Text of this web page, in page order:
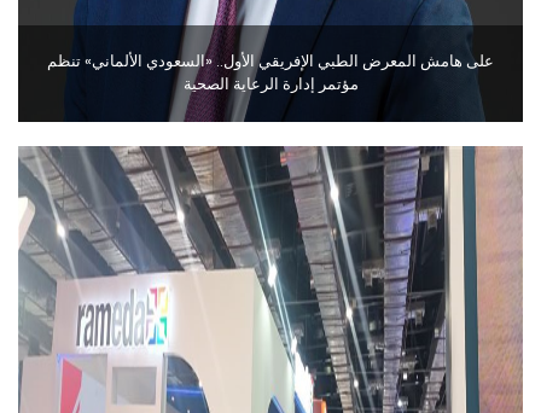
على هامش المعرض الطبي الإفريقي الأول.. «السعودي الألماني» تنظم
مؤتمر إدارة الرعاية الصحية